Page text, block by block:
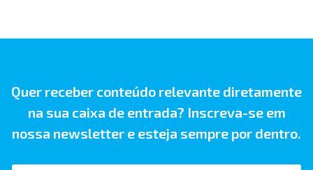
Quer receber conteúdo relevante diretamente
na sua caixa de entrada? Inscreva-se em
nossa newsletter e esteja sempre por dentro.